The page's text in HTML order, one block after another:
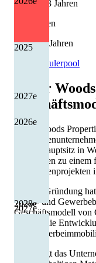
2027e
2028e
2025
2026e
2027e
10 von 13 Jahren
Kürzungen
2 von 13 Jahren
Quelle: Eulerpool
Cedar
Cedar Woods
seinen Hauptsitz in
inzwischen zu
Seit der Gründung
Wohn- und
Geschäftsmodell von
sich auf die
und
Dabei legt das